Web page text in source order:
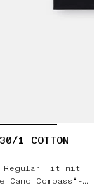
1 COTTON
Fit mit
Camo Compass“-